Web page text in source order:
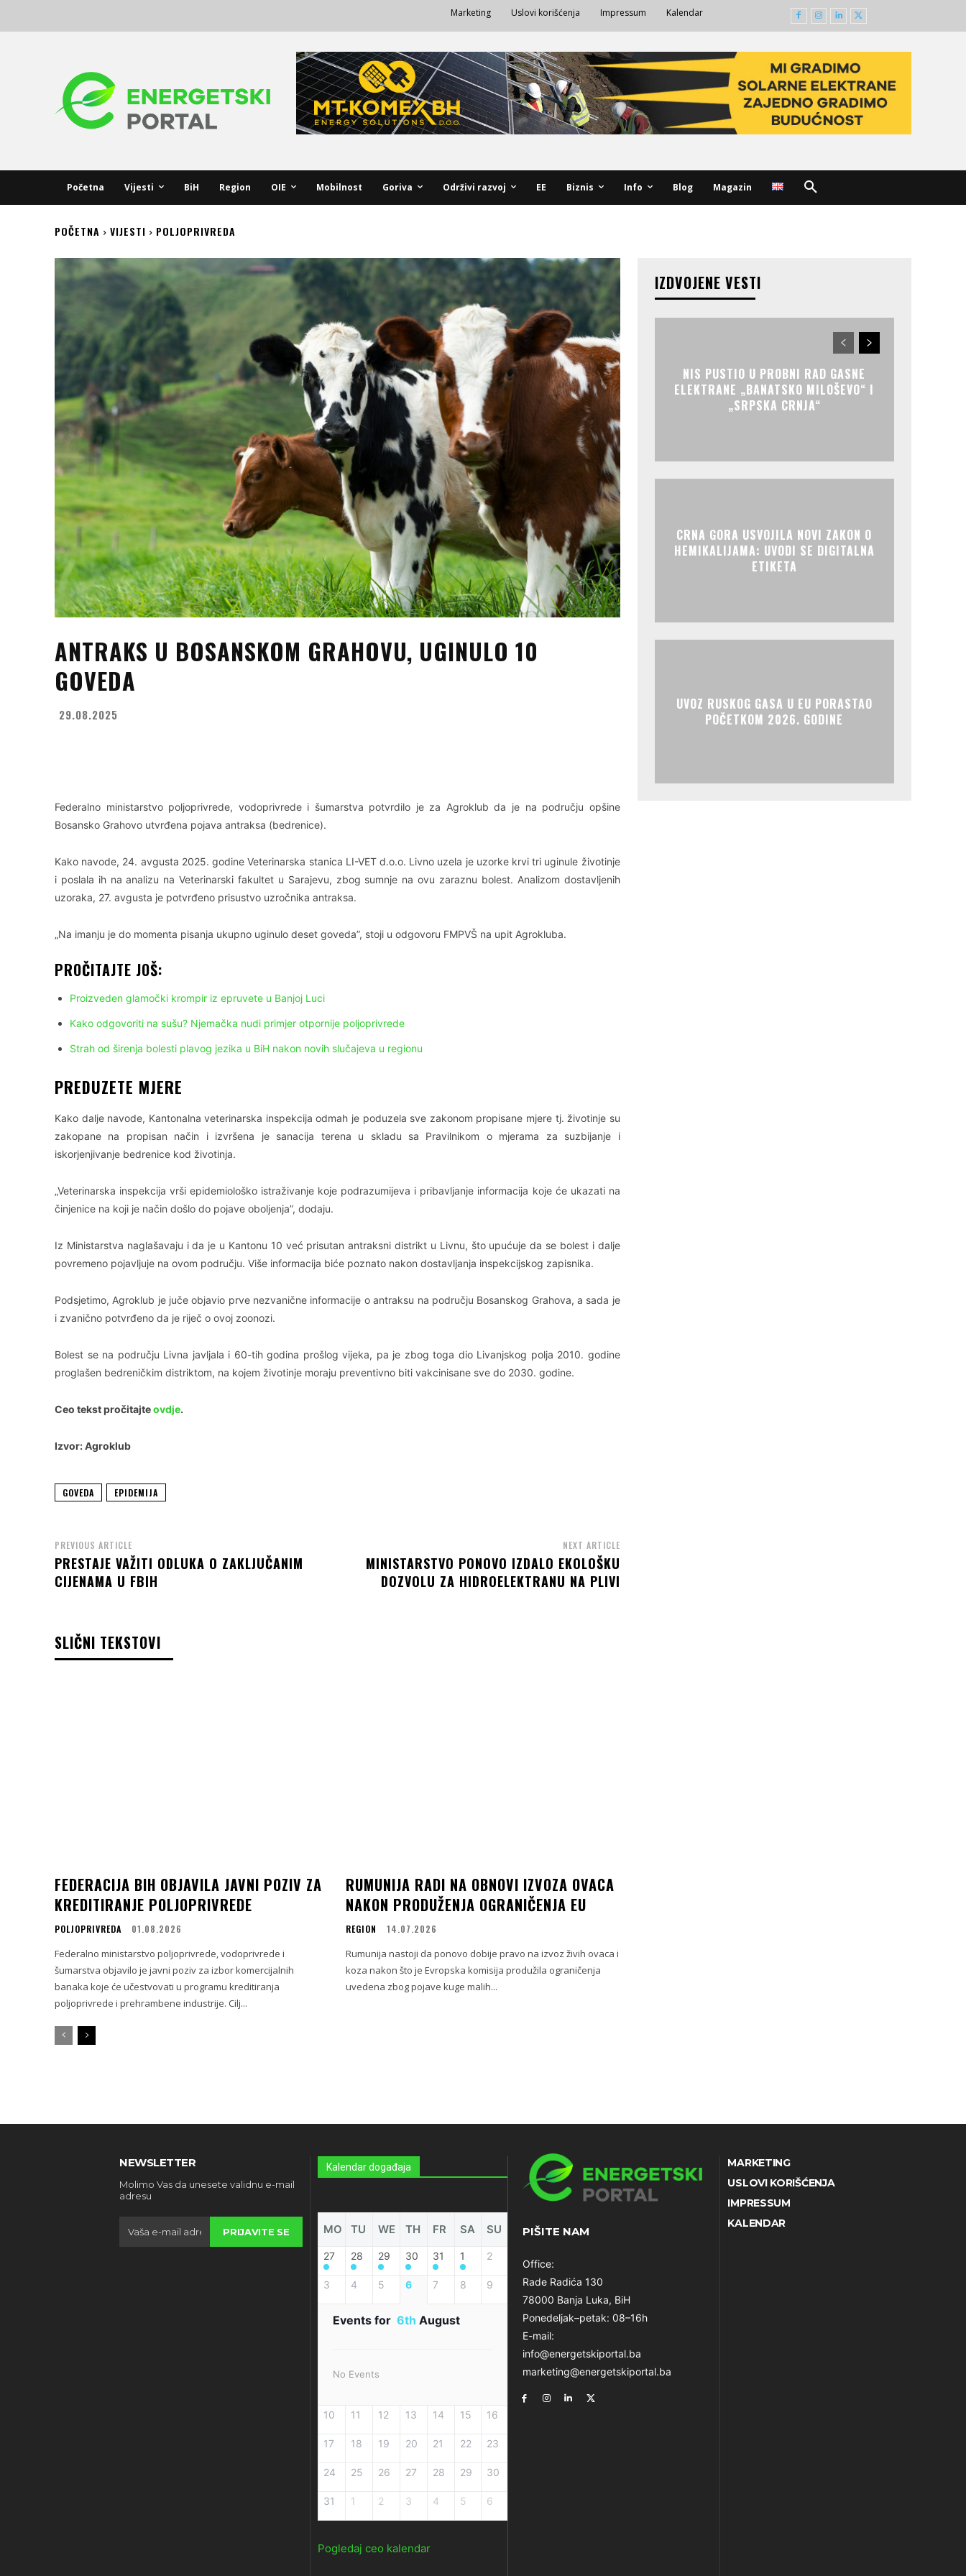
Marketing Uslovi korišćenja Impressum Kalendar
Početna Vijesti BiH Region OIE Mobilnost Goriva Održivi razvoj EE Biznis Info Blog Magazin
POČETNA VIJESTI POLJOPRIVREDA
ANTRAKS U BOSANSKOM GRAHOVU, UGINULO 10
GOVEDA
29.08.2025
Federalno ministarstvo poljoprivrede, vodoprivrede i šumarstva potvrdilo je za Agroklub da je na području opšine
Bosansko Grahovo utvrđena pojava antraksa (bedrenice).
Kako navode, 24. avgusta 2025. godine Veterinarska stanica LI-VET d.o.o. Livno uzela je uzorke krvi tri uginule životinje
i poslala ih na analizu na Veterinarski fakultet u Sarajevu, zbog sumnje na ovu zaraznu bolest. Analizom dostavljenih
uzoraka, 27. avgusta je potvrđeno prisustvo uzročnika antraksa.
„Na imanju je do momenta pisanja ukupno uginulo deset goveda”, stoji u odgovoru FMPVŠ na upit Agrokluba.
PROČITAJTE JOŠ:
Proizveden glamočki krompir iz epruvete u Banjoj Luci
Kako odgovoriti na sušu? Njemačka nudi primjer otpornije poljoprivrede
Strah od širenja bolesti plavog jezika u BiH nakon novih slučajeva u regionu
PREDUZETE MJERE
Kako dalje navode, Kantonalna veterinarska inspekcija odmah je poduzela sve zakonom propisane mjere tj. životinje su
zakopane na propisan način i izvršena je sanacija terena u skladu sa Pravilnikom o mjerama za suzbijanje i
iskorjenjivanje bedrenice kod životinja.
„Veterinarska inspekcija vrši epidemiološko istraživanje koje podrazumijeva i pribavljanje informacija koje će ukazati na
činjenice na koji je način došlo do pojave oboljenja”, dodaju.
Iz Ministarstva naglašavaju i da je u Kantonu 10 već prisutan antraksni distrikt u Livnu, što upućuje da se bolest i dalje
povremeno pojavljuje na ovom području. Više informacija biće poznato nakon dostavljanja inspekcijskog zapisnika.
Podsjetimo, Agroklub je juče objavio prve nezvanične informacije o antraksu na području Bosanskog Grahova, a sada je
i zvanično potvrđeno da je riječ o ovoj zoonozi.
Bolest se na području Livna javljala i 60-tih godina prošlog vijeka, pa je zbog toga dio Livanjskog polja 2010. godine
proglašen bedreničkim distriktom, na kojem životinje moraju preventivno biti vakcinisane sve do 2030. godine.
Ceo tekst pročitajteovdje.
Izvor: Agroklub
GOVEDA EPIDEMIJA
PREVIOUS ARTICLE
PRESTAJE VAŽITI ODLUKA O ZAKLJUČANIM
CIJENAMA U FBIH
NEXT ARTICLE
MINISTARSTVO PONOVO IZDALO EKOLOŠKU
DOZVOLU ZA HIDROELEKTRANU NA PLIVI
SLIČNI TEKSTOVI
FEDERACIJA BIH OBJAVILA JAVNI POZIV ZA
KREDITIRANJE POLJOPRIVREDE
POLJOPRIVREDA 01.08.2026
Federalno ministarstvo poljoprivrede, vodoprivrede i
šumarstva objavilo je javni poziv za izbor komercijalnih
banaka koje će učestvovati u programu kreditiranja
poljoprivrede i prehrambene industrije. Cilj...
RUMUNIJA RADI NA OBNOVI IZVOZA OVACA
NAKON PRODUŽENJA OGRANIČENJA EU
REGION 14.07.2026
Rumunija nastoji da ponovo dobije pravo na izvoz živih ovaca i
koza nakon što je Evropska komisija produžila ograničenja
uvedena zbog pojave kuge malih...
IZDVOJENE VESTI
NIS PUSTIO U PROBNI RAD GASNE
ELEKTRANE „BANATSKO MILOŠEVO“ I
„SRPSKA CRNJA“
CRNA GORA USVOJILA NOVI ZAKON O
HEMIKALIJAMA: UVODI SE DIGITALNA
ETIKETA
UVOZ RUSKOG GASA U EU PORASTAO
POČETKOM 2026. GODINE
NEWSLETTER
Molimo Vas da unesete validnu e-mail
adresu
PRIJAVITE SE
Kalendar događaja
MO TU WE TH FR SA SU
27 28 29 30 31 1 2
3 4 5 6 7 8 9
Events for 6th August
No Events
10 11 12 13 14 15 16
17 18 19 20 21 22 23
24 25 26 27 28 29 30
31 1 2 3 4 5 6
Pogledaj ceo kalendar
PIŠITE NAM
Office:
Rade Radića 130
78000 Banja Luka, BiH
Ponedeljak–petak: 08–16h
E-mail:
info@energetskiportal.ba
marketing@energetskiportal.ba
MARKETING
USLOVI KORIŠĆENJA
IMPRESSUM
KALENDAR